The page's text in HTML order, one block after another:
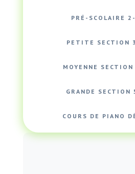
PRÉ-SCOLAIRE
PETITE SECTION
MOYENNE
GRANDE SECTION
COURS DE PIANO